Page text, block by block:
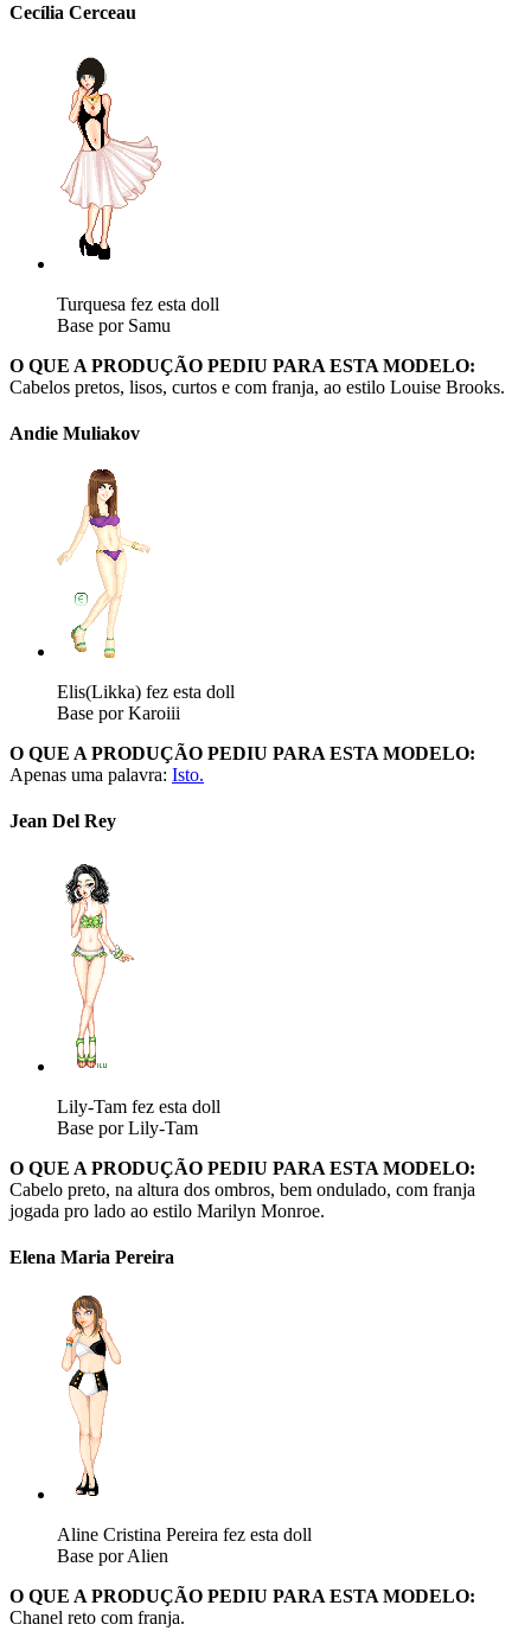
Cecília Cerceau
Turquesa fez esta doll
Base por Samu
O QUE A PRODUÇÃO PEDIU PARA ESTA MODELO:
Cabelos pretos, lisos, curtos e com franja, ao estilo Louise Brooks.
Andie Muliakov
Elis(Likka) fez esta doll
Base por Karoiii
O QUE A PRODUÇÃO PEDIU PARA ESTA MODELO:
Apenas uma palavra: Isto.
Jean Del Rey
Lily-Tam fez esta doll
Base por Lily-Tam
O QUE A PRODUÇÃO PEDIU PARA ESTA MODELO:
Cabelo preto, na altura dos ombros, bem ondulado, com franja
jogada pro lado ao estilo Marilyn Monroe.
Elena Maria Pereira
Aline Cristina Pereira fez esta doll
Base por Alien
O QUE A PRODUÇÃO PEDIU PARA ESTA MODELO:
Chanel reto com franja.